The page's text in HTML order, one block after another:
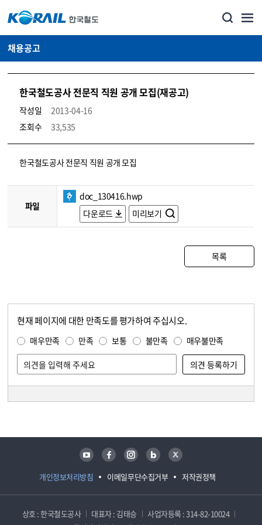
채용공고
한국철도공사 전문직 직원 공개 모집(재공고)
작성일
2013-04-16
조회수
33,535
코레일소개_경영공시_채용공고 상세보기 – 내용, 파일, 담당자 연락처로 구성
한국철도공사 전문직 직원 공개 모집
파일
doc_130416.hwp
다운로드
미리보기
목록
현재 페이지에 대한 만족도를 평가하여 주십시오.
매우만족 만족 보통 불만족 매우불만족
개인정보처리방침 이메일무단수집거부 저작권정책
유튜브 페이스북 인스타그램 블로그 트위터
상호 : 한국철도공사 대표자 : 김태승
사업자등록 : 314-82-10024